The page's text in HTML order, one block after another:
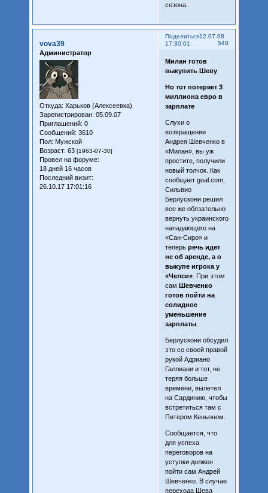
сезона.
Поделиться
548
12.07.08
17:30:01
vova39
Администратор
Откуда: Харьков (Алексеевка)
Зарегистрирован: 05.09.07
Приглашений: 0
Сообщений: 3610
Пол: Мужской
Возраст: 63 [1963-07-30]
Провел на форуме:
18 дней 16 часов
Последний визит:
26.10.17 17:01:16
Милан готов
выкупить Шеву
Но тот потеряет 3
миллиона евро в
зарплате
Слухи о
возвращении
Андрея Шевченко в
«Милан», вы уж
простите, получили
новый толчок. Как
сообщает goal.com,
Сильвио
Берлускони решил
все же обязательно
вернуть украинского
нападающего на
«Сан-Сиро» и
теперьречь идет
не об аренде, а о
выкупе игрока у
«Челси». При этом
сам Шевченко
готов пойти на
солидное
уменьшение
зарплаты.
Берлускони обсудил
это со своей правой
рукой Адриано
Галлиани и тот, не
теряя больше
времени, вылетел
на Сардинию, чтобы
встретиться там с
Питером Кеньоном.
Сообщается, что
для успеха
переговоров на
уступки должен
пойти сам Андрей
Шевченко. В случае
перехода Шева